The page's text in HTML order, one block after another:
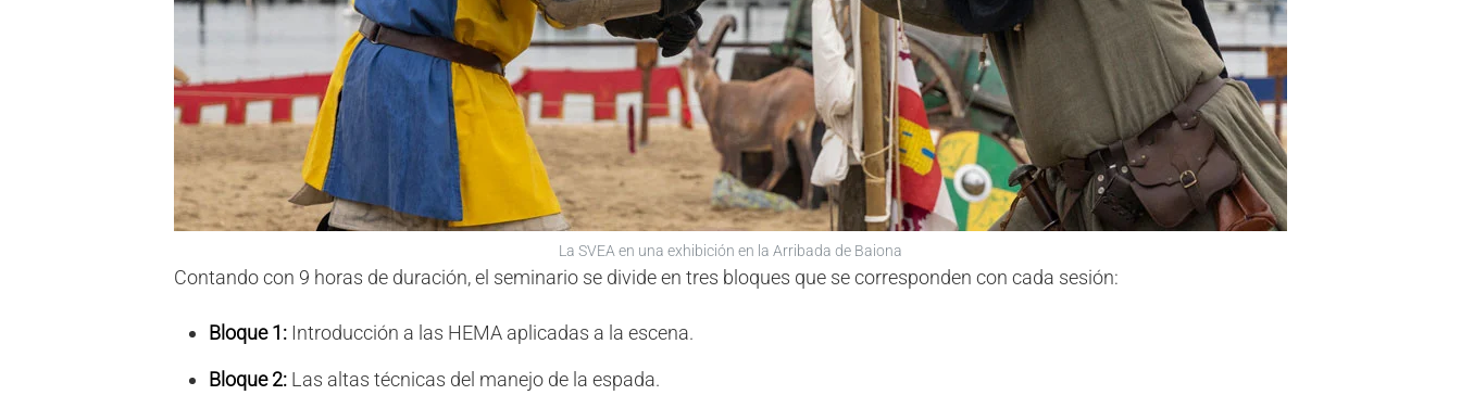
La SVEA en una exhibición en la Arribada de Baiona
Contando con 9 horas de duración, el seminario se divide en tres bloques que se corresponden con cada sesión:
Bloque 1: Introducción a las HEMA aplicadas a la escena.
Bloque 2: Las altas técnicas del manejo de la espada.